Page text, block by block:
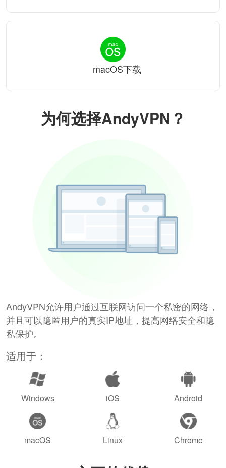
为何选择AndyVPN？
AndyVPN允许用户通过互联网访问一个私密的网络，
并且可以隐匿用户的真实IP地址，提高网络安全和隐
私保护。
适用于：
Windows iOS Android
macOS Linux Chrome
macOS下载